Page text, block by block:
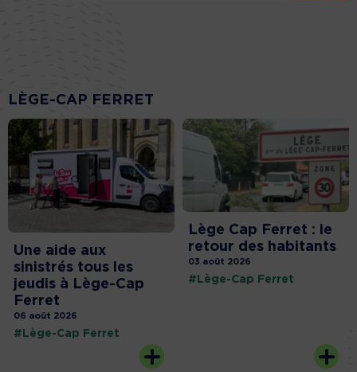
LÈGE-CAP FERRET
Une aide aux
sinistrés tous les
jeudis à Lège-Cap
Ferret
06 août 2026
#Lège-Cap Ferret
Lège Cap Ferret : le
retour des habitants
03 août 2026
#Lège-Cap Ferret